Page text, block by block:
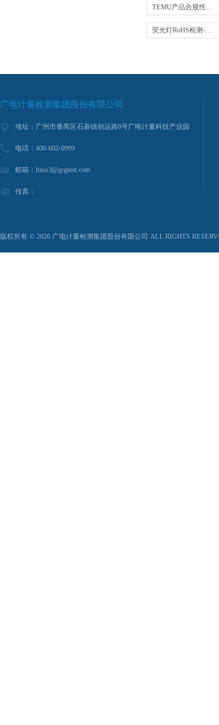
TEMU产品合规性验证-CPC/RoHS/EMC测试
荧光灯RoHS检测-第三方一站式检测
广电计量检测集团股份有限公司
地址：广州市番禺区石碁镇创运路8号广电计量科技产业园
电话：400-602-0999
邮箱：limx3@grgtest.com
传真：
版权所有 © 2026 广电计量检测集团股份有限公司 ALL RIGHTS